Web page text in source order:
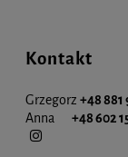
Kontakt
Grzegorz +48 881
Anna
+48 602